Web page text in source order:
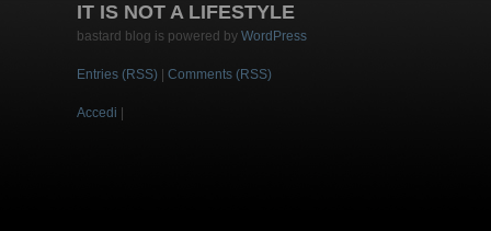
IT IS NOT A LIFESTYLE
bastard blog is powered by WordPress
Entries (RSS) Comments (RSS)
Accedi